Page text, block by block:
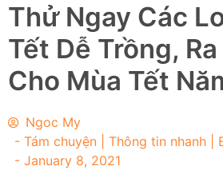
Thử Ngay Các
Tết Dễ Trồng,
Cho Mùa Tết
Ngoc My
- Tám chuyện | Thông tin nhanh |
- January 8, 2021